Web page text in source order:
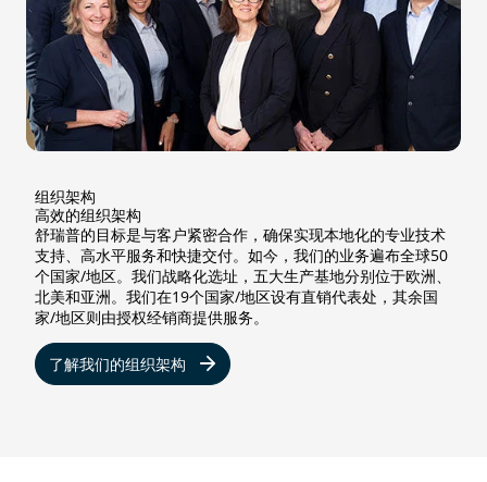
组织架构
高效的组织架构
舒瑞普的目标是与客户紧密合作，确保实现本地化的专业技术
支持、高水平服务和快捷交付。如今，我们的业务遍布全球50
个国家/地区。我们战略化选址，五大生产基地分别位于欧洲、
北美和亚洲。我们在19个国家/地区设有直销代表处，其余国
家/地区则由授权经销商提供服务。
了解我们的组织架构